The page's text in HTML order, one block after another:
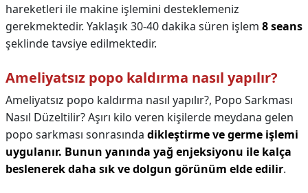
hareketleri ile makine işlemini desteklemeniz
gerekmektedir. Yaklaşık 30-40 dakika süren işlem 8 seans
şeklinde tavsiye edilmektedir.
Ameliyatsız popo kaldırma nasıl yapılır?
Ameliyatsız popo kaldırma nasıl yapılır?, Popo Sarkması
Nasıl Düzeltilir? Aşırı kilo veren kişilerde meydana gelen
popo sarkması sonrasında dikleştirme ve germe işlemi
uygulanır. Bunun yanında yağ enjeksiyonu ile kalça
beslenerek daha sık ve dolgun görünüm elde edilir.